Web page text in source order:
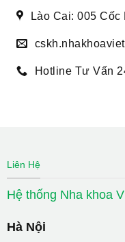
Lào Cai: 005 Cốc
Hotline Tư Vấn
Liên Hệ
Hệ thống Nha khoa
Hà Nội